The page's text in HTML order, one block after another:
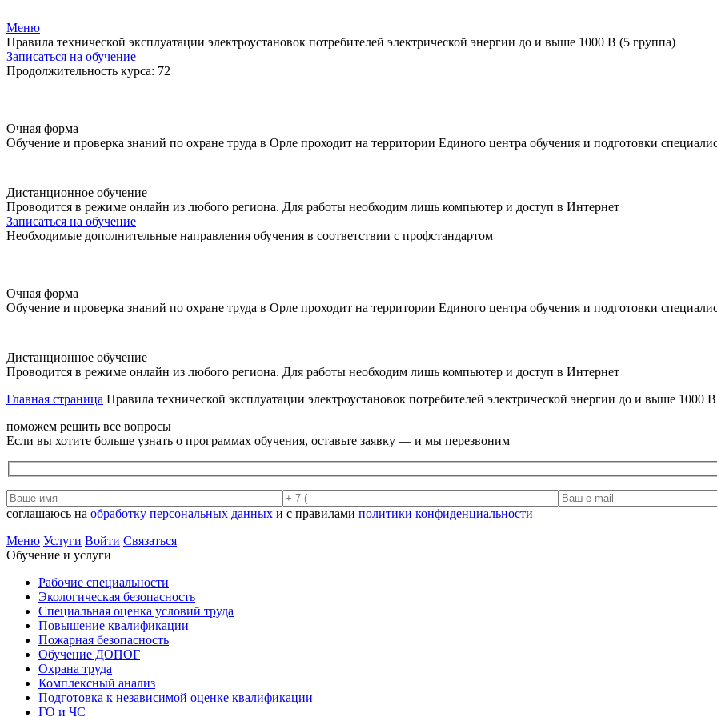
Меню
Правила технической эксплуатации электроустановок потребителей электрической энергии до и выше 1000 В (5 группа)
Записаться на обучение
Продолжительность курса: 72
Очная форма
Обучение и проверка знаний по охране труда в Орле проходит на территории Единого центра обучения и подготовки
Дистанционное обучение
Проводится в режиме онлайн из любого региона. Для работы необходим лишь компьютер и доступ в Интернет
Записаться на обучение
Необходимые дополнительные направления обучения в соответствии с профстандартом
Очная форма
Обучение и проверка знаний по охране труда в Орле проходит на территории Единого центра обучения и подготовки
Дистанционное обучение
Проводится в режиме онлайн из любого региона. Для работы необходим лишь компьютер и доступ в Интернет
Главная страница Правила технической эксплуатации электроустановок потребителей электрической энергии до и выше 1000
поможем решить все вопросы
Если вы хотите больше узнать о программах обучения, оставьте заявку — и мы перезвоним
соглашаюсь на обработку персональных данных и с правилами политики конфиденциальности
Меню Услуги Войти Связаться
Обучение и услуги
Рабочие специальности
Экологическая безопасность
Специальная оценка условий труда
Повышение квалификации
Пожарная безопасность
Обучение ДОПОГ
Охрана труда
Комплексный анализ
Подготовка к независимой оценке квалификации
ГО и ЧС